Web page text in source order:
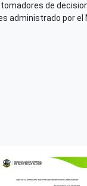
tomadores de
administrado por